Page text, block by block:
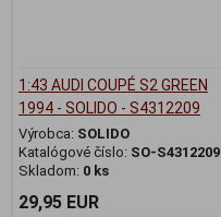
1:43 AUDI COUPÉ S2 GREEN
1994 - SOLIDO - S4312209
Výrobca: SOLIDO
Katalógové číslo: SO-S4312209
Skladom: 0 ks
29,95 EUR